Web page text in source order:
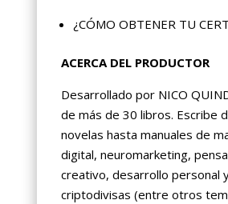
¿CÓMO OBTENER TU
ACERCA DEL PRODUCTOR
Desarrollado por NICO
de más de 30 libros. Escribe
novelas hasta manuales de
digital, neuromarketing,
creativo, desarrollo personal
criptodivisas (entre otros